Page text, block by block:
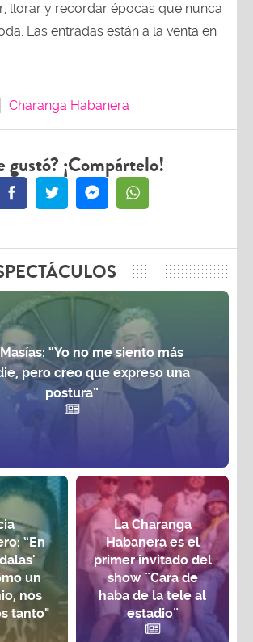
llorar y recordar épocas que nunca
Las entradas están a la venta en
Charanga Habanera
gustó? ¡Compártelo!
“Yo no me siento más
pero creo que expreso una
postura”
“En
un
nos
tanto"
La Charanga
Habanera es el
primer invitado del
show ¨Cara de
haba de la tele al
estadio¨